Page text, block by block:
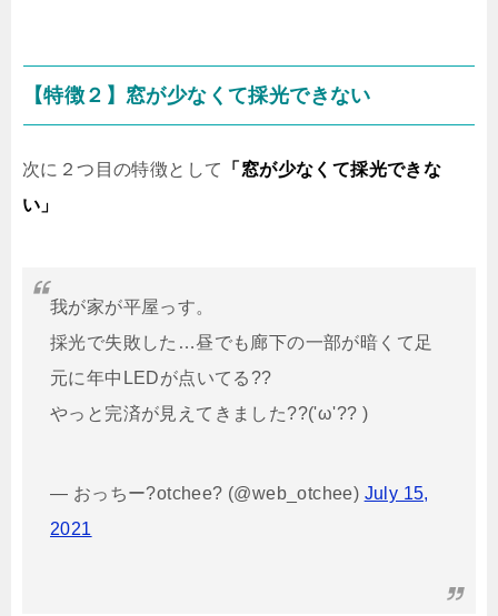
【特徴２】窓が少なくて採光できない
次に２つ目の特徴として
「窓が少なくて採光できな
い」
我が家が平屋っす。
採光で失敗した…昼でも廊下の一部が暗くて足
元に年中LEDが点いてる??
やっと完済が見えてきました??('ω'?? )
— おっちー?otchee? (@web_otchee) July 15,
2021